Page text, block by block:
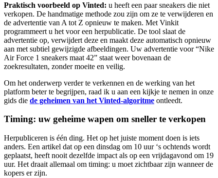
Praktisch voorbeeld op Vinted: u heeft een paar sneakers die niet
verkopen. De handmatige methode zou zijn om ze te verwijderen en
de advertentie van A tot Z opnieuw te maken. Met Vinkit
programmeert u het voor een herpublicatie. De tool slaat de
advertentie op, verwijdert deze en maakt deze automatisch opnieuw
aan met subtiel gewijzigde afbeeldingen. Uw advertentie voor “Nike
Air Force 1 sneakers maat 42” staat weer bovenaan de
zoekresultaten, zonder moeite en veilig.
Om het onderwerp verder te verkennen en de werking van het
platform beter te begrijpen, raad ik u aan een kijkje te nemen in onze
gids die de geheimen van het Vinted-algoritme ontleedt.
Timing: uw geheime wapen om sneller te verkopen
Herpubliceren is één ding. Het op het juiste moment doen is iets
anders. Een artikel dat op een dinsdag om 10 uur ‘s ochtends wordt
geplaatst, heeft nooit dezelfde impact als op een vrijdagavond om 19
uur. Het draait allemaal om timing: u moet zichtbaar zijn wanneer de
kopers er zijn.